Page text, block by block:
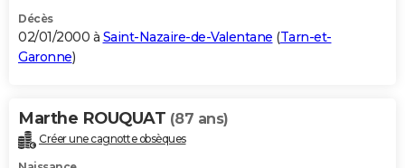
Décès
02/01/2000 à Saint-Nazaire-de-Valentane (Tarn-et-
Garonne)
Marthe ROUQUAT (87 ans)
Créer une cagnotte obsèques